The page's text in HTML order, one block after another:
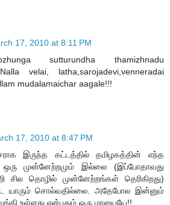
17, 2010 at 8:11 PM
sutturundha thamizhnadu
velai, latha,sarojadevi,venneradai
mudalamaichar aagale!!!
17, 2010 at 8:47 PM
இருந்த கட்டத்தில் தமிழகத்தின் எந்த
ஒரு முன்னேற்றமும் இல்லை (இப்போதாவது
சில தொழில் முன்னேற்றங்கள் தெரிகிறது)
யாரும் சொல்வதில்லை. அதேபோல இன்னும்
உள்ளது என்பதும் ஒரு மாயையே!!